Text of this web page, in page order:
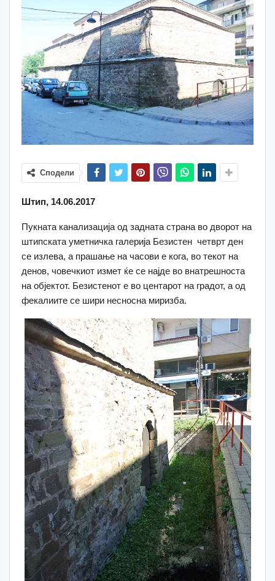
Сподели
Штип, 14.06.2017
Пукната канализација од задната страна во дворот на
штипската уметничка галерија Безистен четврт ден
се излева, а прашање на часови е кога, во текот на
денов, човечкиот измет ќе се најде во внатрешноста
на објектот. Безистенот е во центарот на градот, а од
фекалиите се шири несносна миризба.